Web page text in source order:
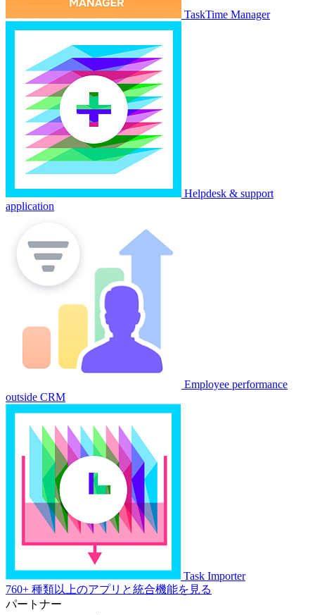
TaskTime Manager
Helpdesk & support
application
Employee performance
outside CRM
Task Importer
760+ 種類以上のアプリと統合機能を見る
パートナー